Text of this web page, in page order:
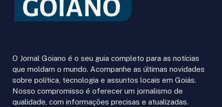
O Jornal Goiano é o seu guia completo para as notícias
que moldam o mundo. Acompanhe as últimas novidades
sobre política, tecnologia e assuntos locais em Goiás.
Nosso compromisso é oferecer um jornalismo de
qualidade, com informações precisas e atualizadas.